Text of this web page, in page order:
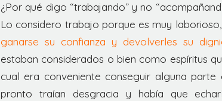
¿Por qué digo “trabajando” y no
Lo considero trabajo porque es muy
ganarse su confianza y devolverles su
estaban considerados o bien como espíritus
cual era conveniente conseguir alguna
pronto traían desgracia y había que